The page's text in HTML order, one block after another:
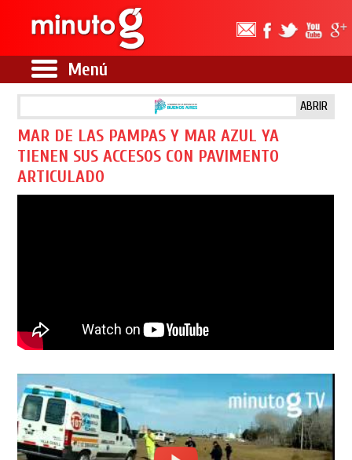
Menú
ABRIR
MAR DE LAS PAMPAS Y MAR AZUL YA
TIENEN SUS ACCESOS CON PAVIMENTO
ARTICULADO